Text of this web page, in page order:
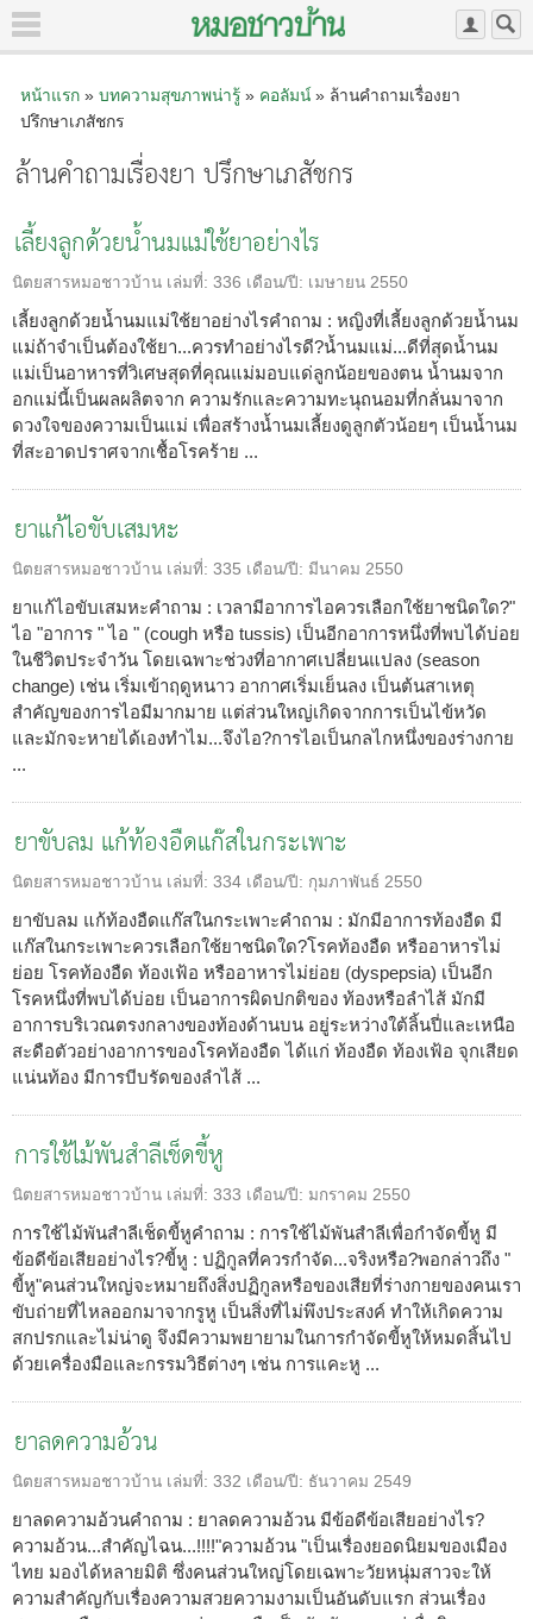
หน้าแรก» บทความสุขภาพน่ารู้» คอลัมน์» ล้านคำถามเรื่องยา
ปรึกษาเภสัชกร
ล้านคำถามเรื่องยา ปรึกษาเภสัชกร
เลี้ยงลูกด้วยน้ำนมแม่ใช้ยาอย่างไร
นิตยสารหมอชาวบ้าน เล่มที่: 336 เดือน/ปี: เมษายน 2550
เลี้ยงลูกด้วยน้ำนมแม่ใช้ยาอย่างไรคำถาม : หญิงที่เลี้ยงลูกด้วยน้ำนม
แม่ถ้าจำเป็นต้องใช้ยา...ควรทำอย่างไรดี?น้ำนมแม่...ดีที่สุดน้ำนม
แม่เป็นอาหารที่วิเศษสุดที่คุณแม่มอบแด่ลูกน้อยของตน น้ำนมจาก
อกแม่นี้เป็นผลผลิตจาก ความรักและความทะนุถนอมที่กลั่นมาจาก
ดวงใจของความเป็นแม่ เพื่อสร้างน้ำนมเลี้ยงดูลูกตัวน้อยๆ เป็นน้ำนม
ที่สะอาดปราศจากเชื้อโรคร้าย ...
ยาแก้ไอขับเสมหะ
นิตยสารหมอชาวบ้าน เล่มที่: 335 เดือน/ปี: มีนาคม 2550
ยาแก้ไอขับเสมหะคำถาม : เวลามีอาการไอควรเลือกใช้ยาชนิดใด?"
ไอ "อาการ " ไอ " (cough หรือ tussis) เป็นอีกอาการหนึ่งที่พบได้บ่อย
ในชีวิตประจำวัน โดยเฉพาะช่วงที่อากาศเปลี่ยนแปลง (season
change) เช่น เริ่มเข้าฤดูหนาว อากาศเริ่มเย็นลง เป็นต้นสาเหตุ
สำคัญของการไอมีมากมาย แต่ส่วนใหญ่เกิดจากการเป็นไข้หวัด
และมักจะหายได้เองทำไม...จึงไอ?การไอเป็นกลไกหนึ่งของร่างกาย
...
ยาขับลม แก้ท้องอืดแก๊สในกระเพาะ
นิตยสารหมอชาวบ้าน เล่มที่: 334 เดือน/ปี: กุมภาพันธ์ 2550
ยาขับลม แก้ท้องอืดแก๊สในกระเพาะคำถาม : มักมีอาการท้องอืด มี
แก๊สในกระเพาะควรเลือกใช้ยาชนิดใด?โรคท้องอืด หรืออาหารไม่
ย่อย โรคท้องอืด ท้องเฟ้อ หรืออาหารไม่ย่อย (dyspepsia) เป็นอีก
โรคหนึ่งที่พบได้บ่อย เป็นอาการผิดปกติของ ท้องหรือลำไส้ มักมี
อาการบริเวณตรงกลางของท้องด้านบน อยู่ระหว่างใต้ลิ้นปี่และเหนือ
สะดือตัวอย่างอาการของโรคท้องอืด ได้แก่ ท้องอืด ท้องเฟ้อ จุกเสียด
แน่นท้อง มีการบีบรัดของลำไส้ ...
การใช้ไม้พันสำลีเช็ดขี้หู
นิตยสารหมอชาวบ้าน เล่มที่: 333 เดือน/ปี: มกราคม 2550
การใช้ไม้พันสำลีเช็ดขี้หูคำถาม : การใช้ไม้พันสำลีเพื่อกำจัดขี้หู มี
ข้อดีข้อเสียอย่างไร?ขี้หู : ปฏิกูลที่ควรกำจัด...จริงหรือ?พอกล่าวถึง "
ขี้หู"คนส่วนใหญ่จะหมายถึงสิ่งปฏิกูลหรือของเสียที่ร่างกายของคนเรา
ขับถ่ายที่ไหลออกมาจากรูหู เป็นสิ่งที่ไม่พึงประสงค์ ทำให้เกิดความ
สกปรกและไม่น่าดู จึงมีความพยายามในการกำจัดขี้หูให้หมดสิ้นไป
ด้วยเครื่องมือและกรรมวิธีต่างๆ เช่น การแคะหู ...
ยาลดความอ้วน
นิตยสารหมอชาวบ้าน เล่มที่: 332 เดือน/ปี: ธันวาคม 2549
ยาลดความอ้วนคำถาม : ยาลดความอ้วน มีข้อดีข้อเสียอย่างไร?
ความอ้วน...สำคัญไฉน...!!!!"ความอ้วน "เป็นเรื่องยอดนิยมของเมือง
ไทย มองได้หลายมิติ ซึ่งคนส่วนใหญ่โดยเฉพาะวัยหนุ่มสาวจะให้
ความสำคัญกับเรื่องความสวยความงามเป็นอันดับแรก ส่วนเรื่อง